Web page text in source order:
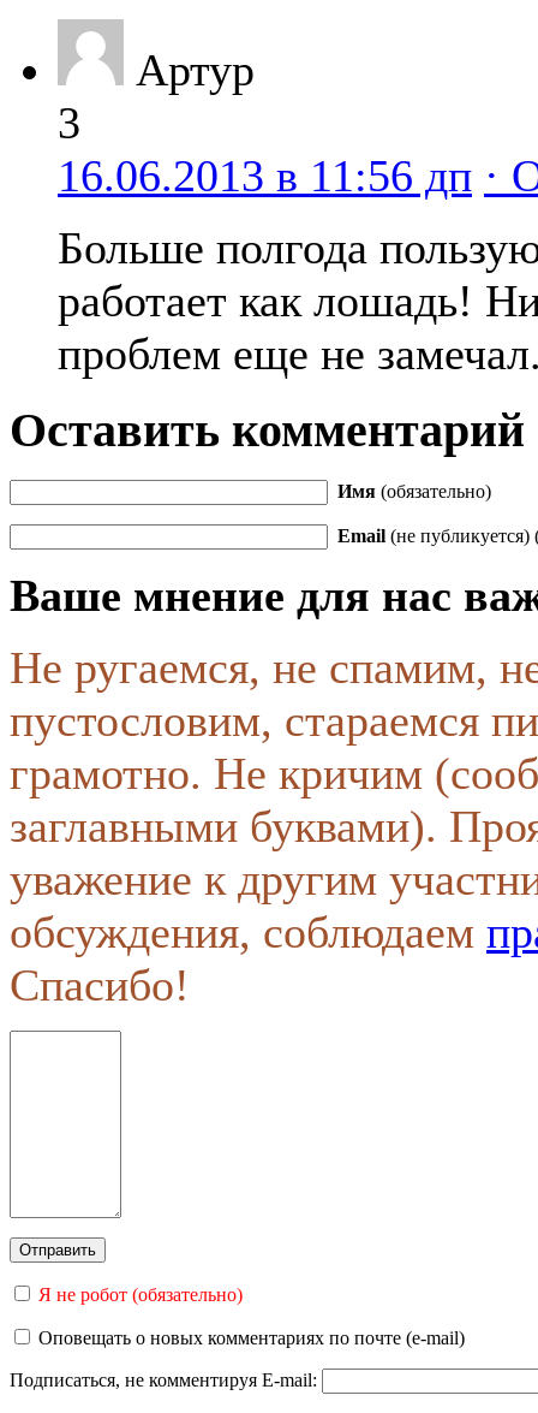
Артур
3
16.06.2013 в 11:56 дп ·
Больше полгода
работает как лошадь!
проблем еще не
Оставить комментарий
Имя (обязательно)
Email (не публикуется)
Ваше мнение для нас
Не ругаемся, не спамим,
пустословим, стараемся
грамотно. Не кричим
заглавными буквами).
уважение к другим
обсуждения, соблюдаем
Спасибо!
Я не робот (обязательно)
Оповещать о новых комментариях по почте (e-mail)
Подписаться, не комментируя E-mail: